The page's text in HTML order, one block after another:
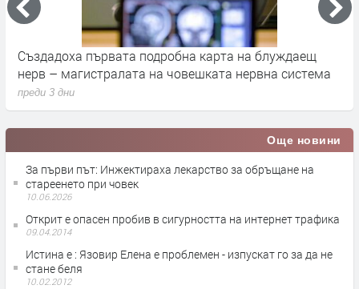
Създадоха първата подробна карта на блуждаещ
нерв – магистралата на човешката нервна система
преди 3 дни
Още новини
За първи път: Инжектираха лекарство за обръщане на
стареенето при човек
10.06.2026
Открит е опасен пробив в сигурността на интернет трафика
09.04.2014
Истина е : Язовир Елена е проблемен - изпускат го за да не
стане беля
10.02.2012